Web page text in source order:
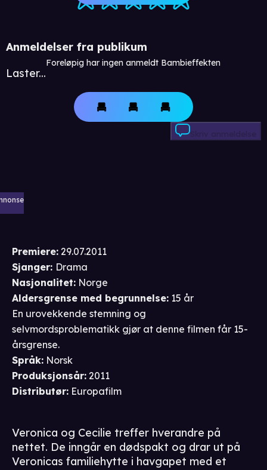
Anmeldelser fra publikum
Laster...
Foreløpig har ingen anmeldt Bambieffekten
Skriv anmeldelse
Premiere: 29.07.2011
Sjanger: Drama
Nasjonalitet: Norge
Aldersgrense med begrunnelse: 15 år
En urovekkende stemning og
selvmordsproblematikk gjør at denne filmen får 15-
årsgrense.
Språk: Norsk
Produksjonsår: 2011
Distributør: Europafilm
Veronica og Cecilie treffer hverandre på
nettet. De inngår en dødspakt og drar ut på
Veronicas familiehytte i havgapet med et